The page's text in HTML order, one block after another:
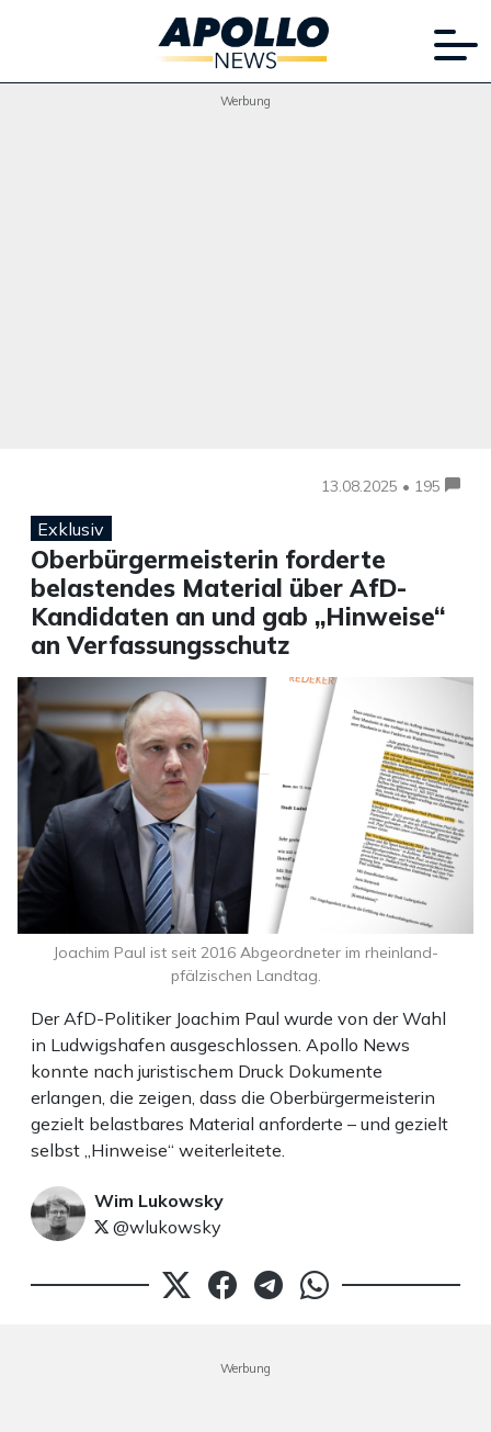
Werbung
13.08.2025 • 195
Exklusiv
Oberbürgermeisterin forderte
belastendes Material über AfD-
Kandidaten an und gab „Hinweise“
an Verfassungsschutz
Der AfD-Politiker Joachim Paul wurde von der Wahl
in Ludwigshafen ausgeschlossen. Apollo News
konnte nach juristischem Druck Dokumente
erlangen, die zeigen, dass die Oberbürgermeisterin
gezielt belastbares Material anforderte – und gezielt
selbst „Hinweise“ weiterleitete.
Wim Lukowsky
@wlukowsky
Joachim Paul ist seit 2016 Abgeordneter im rheinland-
pfälzischen Landtag.
Werbung